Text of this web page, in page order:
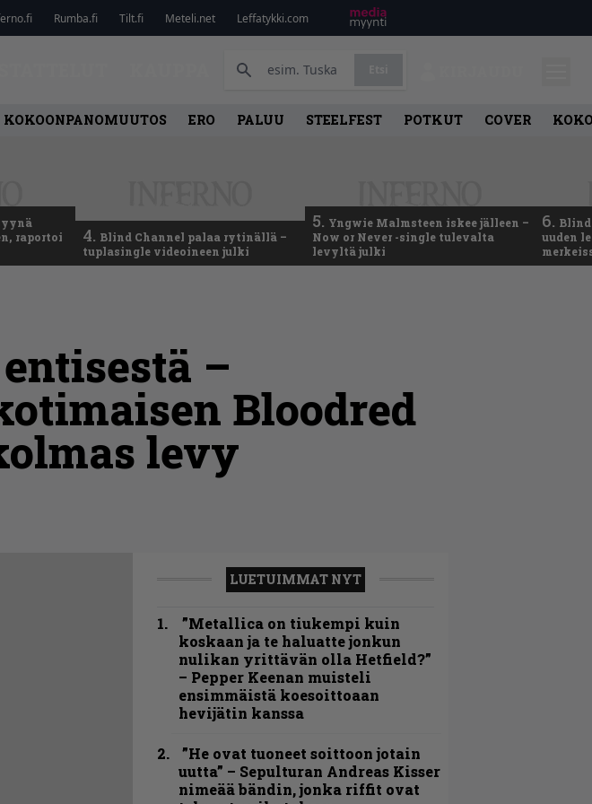
Rumba.fi Tilt.fi Meteli.net Leffatykki.com
KOKOONPANOMUUTOS ERO PALUU STEELFEST POTKUT COVER
raportoi
4. Blind Channel palaa rytinällä –
tuplasingle videoineen julki
5. Yngwie Malmsteen iskee jälleen –
Now or Never -single tulevalta
levyltä julki
6.
uuden
–
Bloodred
levy
LUETUIMMAT NYT
”Metallica on tiukempi kuin
koskaan ja te haluatte jonkun
nulikan yrittävän olla Hetfield?”
– Pepper Keenan muisteli
ensimmäistä koesoittoaan
hevijätin kanssa
”He ovat tuoneet soittoon jotain
uutta” – Sepulturan Andreas Kisser
nimeää bändin, jonka riffit ovat